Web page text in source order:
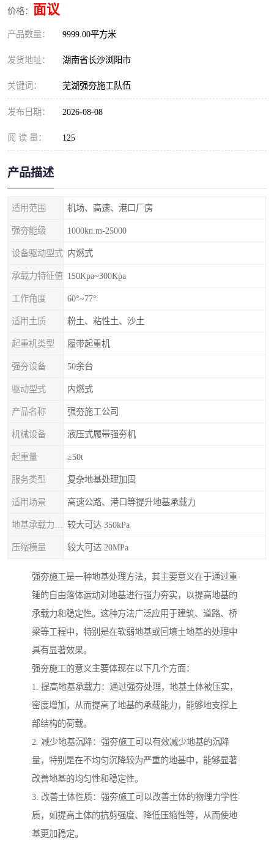
价格： 面议
产品数量： 9999.00平方米
发货地址： 湖南省长沙浏阳市
关键词： 芜湖强夯施工队伍
发布日期： 2026-08-08
阅 读 量： 125
产品描述
适用范围 机场、高速、港口厂房
强夯能级 1000kn.m-25000
设备驱动型式 内燃式
承载力特征值 150Kpa~300Kpa
工作角度 60°~77°
适用土质 粉土、粘性土、沙土
起重机类型 履带起重机
强夯设备 50余台
驱动型式 内燃式
产品名称 强夯施工公司
机械设备 液压式履带强夯机
起重量 ≥50t
服务类型 复杂地基处理加固
适用场景 高速公路、港口等提升地基承载力
较大可达 350kPa
压缩模量 较大可达 20MPa
强夯施工是一种地基处理方法，其主要意义在于通过重
锤的自由落体运动对地基进行强力夯实，以提高地基的
承载力和稳定性。这种方法广泛应用于建筑、道路、桥
梁等工程中，特别是在软弱地基或回填土地基的处理中
具有显著效果。
强夯施工的意义主要体现在以下几个方面：
1. 提高地基承载力：通过强夯处理，地基土体被压实，
密度增加，从而提高了地基的承载能力，能够地支撑上
部结构的荷载。
2. 减少地基沉降：强夯施工可以有效减少地基的沉降
量，特别是在不均匀沉降较为严重的地基中，能够显著
改善地基的均匀性和稳定性。
3. 改善土体性质：强夯施工可以改善土体的物理力学性
质，如提高土体的抗剪强度、降低压缩性等，从而使地
基更加稳定。